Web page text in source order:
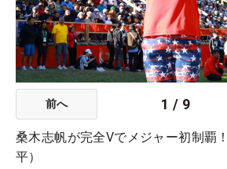
前へ 1 / 9
桑木志帆が完全Vでメジャー初制覇
平）